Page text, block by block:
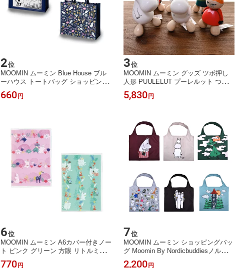
2位
MOOMIN ムーミン Blue House ブル
ーハウス トートバッグ ショッピング
バッグ お買い物バッグ マザーズバッ
グ レジャーバッグ ピクニック 北欧
660円
3位
MOOMIN ムーミン グッズ ツボ押し
人形 PUULELUT プーレルット つぼ押
し フィンランド 北欧 置物 白樺 ハン
ドメイド ムーミンパパ ムーミンママ
日 父の日
5,830円
6位
MOOMIN ムーミン A6カバー付きノー
ト ピンク グリーン 方眼 リトルミイ
ミムラねえさん スナフキン ムーミン
770円
7位
MOOMIN ムーミン ショッピングバッ
グ Moomin By Nordicbuddiesノルディ
ックバディズ エコバッグ かわいい お
2,200円